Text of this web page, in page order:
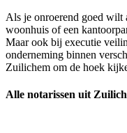
Als je onroerend goed wilt
woonhuis of een
Maar ook bij executie
onderneming binnen
Zuilichem om de hoek
Alle notarissen uit